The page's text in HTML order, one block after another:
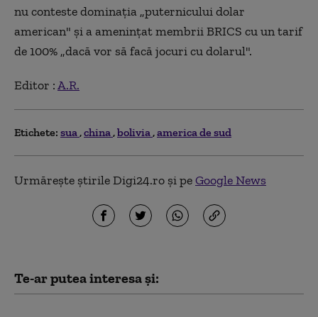
nu conteste dominaţia „puternicului dolar
american" şi a ameninţat membrii BRICS cu un tarif
de 100% „dacă vor să facă jocuri cu dolarul".
Editor :A.R.
Etichete: sua china bolivia america de sud
Urmărește știrile Digi24.ro și peGoogle News
Te-ar putea interesa și: